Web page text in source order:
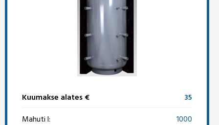
Kuumakse alates €
35
Mahuti l:
1000